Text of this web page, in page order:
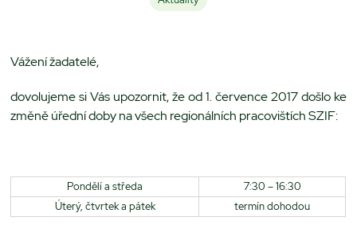
Vážení žadatelé,
dovolujeme si Vás upozornit, že od 1. července 2017 došlo ke
změně úřední doby na všech regionálních pracovištích SZIF:
Pondělí a středa
7:30 – 16:30
Úterý, čtvrtek a pátek
termín dohodou